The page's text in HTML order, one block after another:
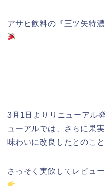
アサヒ飲料の『三ツ矢特
3月1日よりリニューアル
ューアルでは、さらに果
味わいに改良したとのこと
さっそく実飲してレビュ